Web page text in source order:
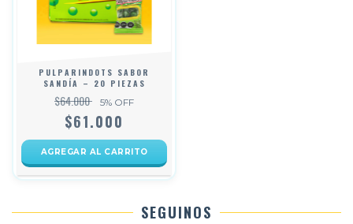
PULPARINDOTS SABOR
SANDÍA – 20 PIEZAS
$64.000 5% OFF
$61.000
SEGUINOS